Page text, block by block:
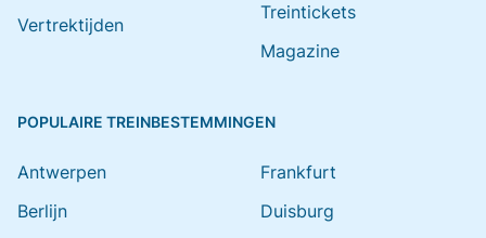
Vertrektijden
Treintickets
Magazine
POPULAIRE TREINBESTEMMINGEN
Antwerpen
Berlijn
Frankfurt
Duisburg